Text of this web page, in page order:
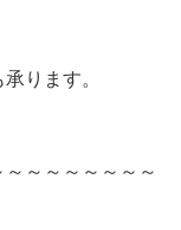
ります。
～～～～～～～